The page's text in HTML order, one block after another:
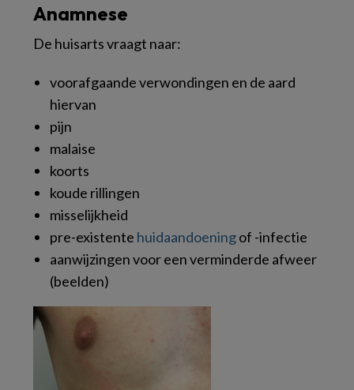
Anamnese
De huisarts vraagt naar:
voorafgaande verwondingen en de aard
hiervan
pijn
malaise
koorts
koude rillingen
misselijkheid
pre-existente huidaandoeningof -infectie
aanwijzingen voor een verminderde afweer
(beelden)